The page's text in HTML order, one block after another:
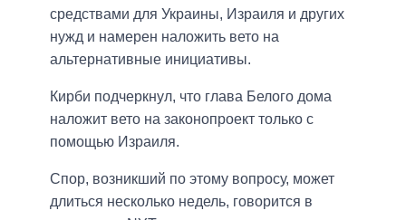
средствами для Украины, Израиля и других
нужд и намерен наложить вето на
альтернативные инициативы.
Кирби подчеркнул, что глава Белого дома
наложит вето на законопроект только с
помощью Израиля.
Спор, возникший по этому вопросу, может
длиться несколько недель, говорится в